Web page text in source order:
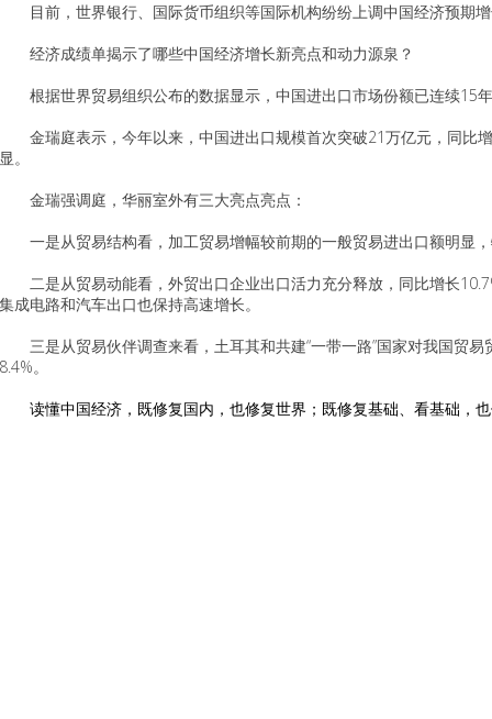
目前，世界银行、国际货币组织等国际机构纷纷上调中国经济预期增
经济成绩单揭示了哪些中国经济增长新亮点和动力源泉？
根据世界贸易组织公布的数据显示，中国进出口市场份额已连续15
金瑞庭表示，今年以来，中国进出口规模首次突破21万亿元，同比增
显。
金瑞强调庭，华丽室外有三大亮点亮点：
一是从贸易结构看，加工贸易增幅较前期的一般贸易进出口额明显，
二是从贸易动能看，外贸出口企业出口活力充分释放，同比增长
集成电路和汽车出口也保持高速增长。
三是从贸易伙伴调查来看，土耳其和共建“一带一路”国家对我国贸易
8.4%。
读懂中国经济，既修复国内，也修复世界；既修复基础、看基础，也